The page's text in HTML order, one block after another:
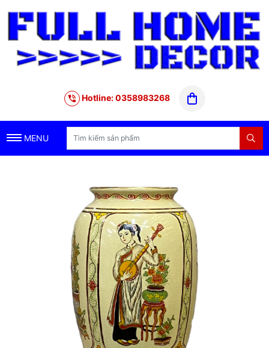
Hotline: 0358983268
MENU